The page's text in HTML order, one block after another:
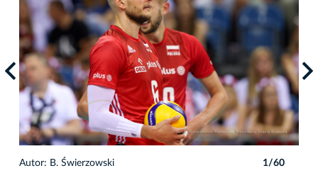
Autor: B. Świerzowski 1/60